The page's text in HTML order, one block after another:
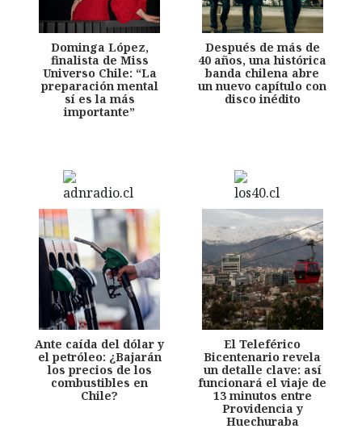
Dominga López,
finalista de Miss
Universo Chile: “La
preparación mental
sí es la más
importante”
Después de más de
40 años, una histórica
banda chilena abre
un nuevo capítulo con
disco inédito
Ante caída del dólar y
el petróleo: ¿Bajarán
los precios de los
combustibles en
Chile?
El Teleférico
Bicentenario revela
un detalle clave: así
funcionará el viaje de
13 minutos entre
Providencia y
Huechuraba